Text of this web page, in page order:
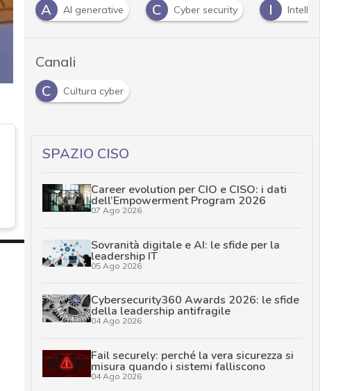
AI A AI generative C Cyber security I
Canali
C
Cultura cyber
SPAZIO CISO
Career evolution per CIO e CISO: i dati
dell’Empowerment Program 2026
07 Ago 2026
Sovranità digitale e AI: le sfide per la
leadership IT
05 Ago 2026
Cybersecurity360 Awards 2026: le sfide
della leadership antifragile
04 Ago 2026
Fail securely: perché la vera sicurezza si
misura quando i sistemi falliscono
04 Ago 2026